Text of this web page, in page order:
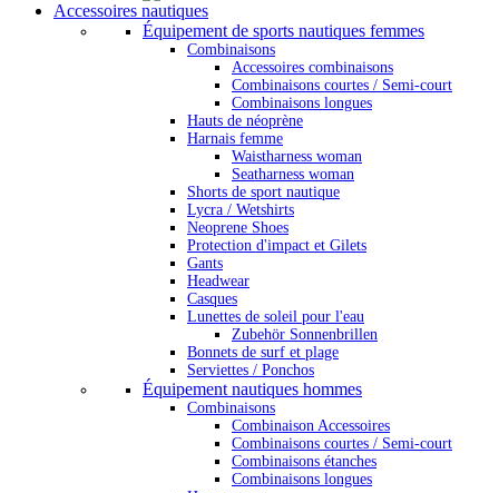
Accessoires nautiques
Équipement de sports nautiques femmes
Combinaisons
Accessoires combinaisons
Combinaisons courtes / Semi-court
Combinaisons longues
Hauts de néoprène
Harnais femme
Waistharness woman
Seatharness woman
Shorts de sport nautique
Lycra / Wetshirts
Neoprene Shoes
Protection d'impact et Gilets
Gants
Headwear
Casques
Lunettes de soleil pour l'eau
Zubehör Sonnenbrillen
Bonnets de surf et plage
Serviettes / Ponchos
Équipement nautiques hommes
Combinaisons
Combinaison Accessoires
Combinaisons courtes / Semi-court
Combinaisons étanches
Combinaisons longues